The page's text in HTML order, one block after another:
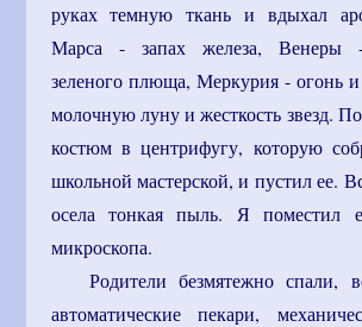
руках темную ткань и вдыхал
Марса - запах железа, Венеры -
зеленого плюща, Меркурия - огонь и
молочную луну и жесткость звезд.
костюм в центрифугу, которую
школьной мастерской, и пустил ее.
осела тонкая пыль. Я поместил
микроскопа.
Родители безмятежно спали,
автоматические пекари,